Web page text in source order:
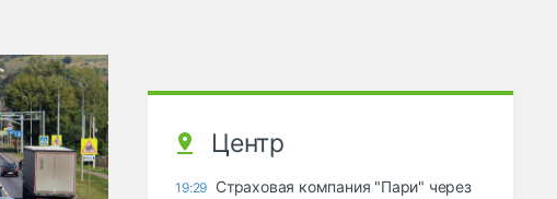
Центр
19:29 Страховая компания "Пари" через